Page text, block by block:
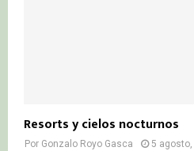
Resorts y cielos nocturnos
Por Gonzalo Royo Gasca 5 agosto,